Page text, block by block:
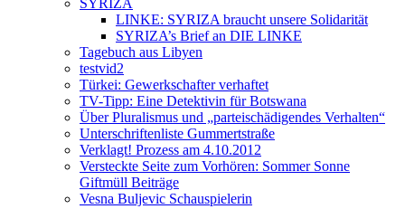
SYRIZA
LINKE: SYRIZA braucht unsere Solidarität
SYRIZA’s Brief an DIE LINKE
Tagebuch aus Libyen
testvid2
Türkei: Gewerkschafter verhaftet
TV-Tipp: Eine Detektivin für Botswana
Über Pluralismus und „parteischädigendes Verhalten“
Unterschriftenliste Gummertstraße
Verklagt! Prozess am 4.10.2012
Versteckte Seite zum Vorhören: Sommer Sonne
Giftmüll Beiträge
Vesna Buljevic Schauspielerin